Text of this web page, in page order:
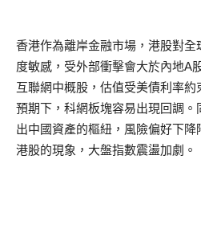
香港作為離岸金融市場，港股對
度敏感，受外部衝擊會大於內地A
互聯網中概股，估值受美債利率
預期下，科網板塊容易出現回調
出中國資產的樞紐，風險偏好下
港股的現象，大盤指數震盪加劇。